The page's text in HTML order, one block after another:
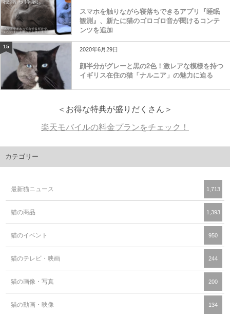
スマホを触りながら寝落ちできるアプリ『睡眠
観測』、新たに猫のゴロゴロ音が聞けるコンテ
ンツを追加
15 2020年6月29日
顔半分がグレーと黒の2色！激レアな模様を持つ
イギリス在住の猫「ナルニア」の魅力に迫る
＜お得な特典が盛りだくさん＞
楽天モバイルの料金プランをチェック！
カテゴリー
最新猫ニュース 1,713
猫の商品 1,393
猫のイベント 950
猫のテレビ・映画 244
猫の画像・写真 200
猫の動画・映像 134